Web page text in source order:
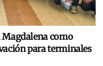
como
para terminales